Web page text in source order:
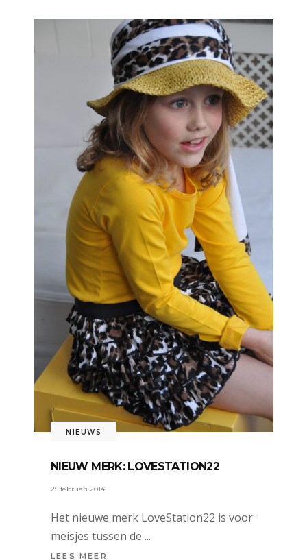
NIEUWS
NIEUW MERK: LOVESTATION22
25 februari 2014
Het nieuwe merk LoveStation22 is voor
meisjes tussen de
LEES MEER